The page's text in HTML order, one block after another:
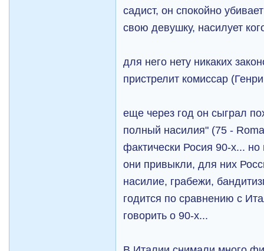
садист, он спокойно
свою девушку, насилует
для него нету никаких
пристрелит комиссар
еще через год он сыграл
полный насилия" (75 -
фактически Росия 90-х...
они привыкли, для них
насилие, грабежи,
годится по сравнению с
говорить о 90-х...